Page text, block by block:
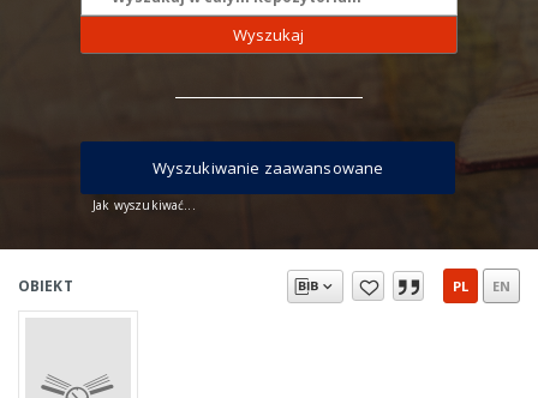
Wyszukaj
Jak wyszukiwać...
Wyszukiwanie zaawansowane
OBIEKT PL EN